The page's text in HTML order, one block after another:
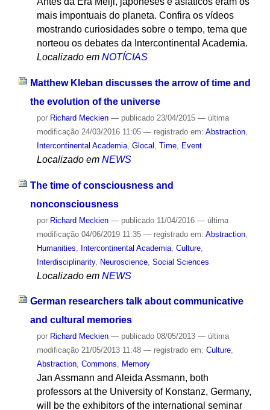
mais impontuais do planeta. Confira os vídeos
mostrando curiosidades sobre o tempo, tema que
norteou os debates da Intercontinental Academia.
Localizado em NOTÍCIAS
Matthew Kleban discusses the arrow of time and
the evolution of the universe
por Richard Meckien — publicado23/04/2015 — última
modificação24/03/2016 11:05 — registrado em: Abstraction,
Intercontinental Academia, Glocal Time, Event
Localizado em NEWS
The time of consciousness and
nonconsciousness
por Richard Meckien — publicado11/04/2016 — última
modificação04/06/2019 11:35 — registrado em: Abstraction,
Humanities
Intercontinental Academia, Culture,
Interdisciplinarity, Neuroscience, Social Sciences
Localizado em NEWS
German researchers talk about communicative
and cultural memories
por Richard Meckien — publicado08/05/2013 — última
modificação21/05/2013 11:48 — registrado em: Culture,
Abstraction, Commons, Memory
Jan Assmann and Aleida Assmann, both
professors at the University of Konstanz, Germany,
will be the exhibitors of the international seminar